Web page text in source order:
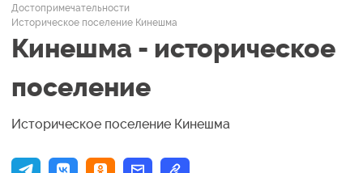
Достопримечательности
Историческое поселение Кинешма
Кинешма - историческое
поселение
Историческое поселение Кинешма